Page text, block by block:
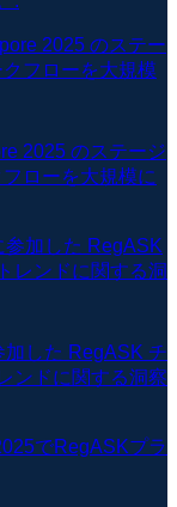
2025 のステージ
ローを大規模に
した RegASK チ
ンドに関する洞察